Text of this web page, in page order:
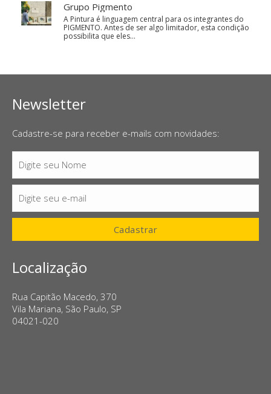
Grupo Pigmento
A Pintura é linguagem central para os integrantes do
PIGMENTO. Antes de ser algo limitador, esta condição
possibilita que eles…
Newsletter
Cadastre-se para receber e-mails com novidades:
Nome
Digite seu Nome
E-
mail
Digite seu e-mail
Cadastrar
Localização
Rua Capitão Macedo, 370
Vila Mariana, São Paulo, SP
04021-020